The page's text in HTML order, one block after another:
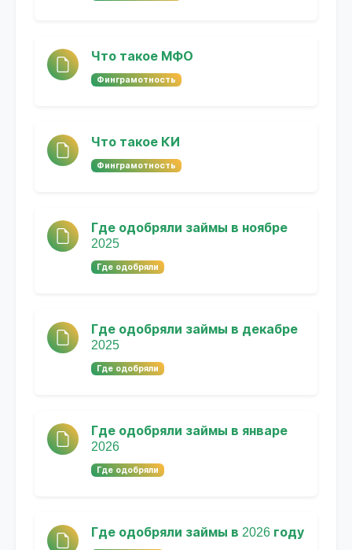
Что такое МФО
Финграмотность
Что такое КИ
Финграмотность
Где одобряли займы в ноябре
2025
Где одобряли
Где одобряли займы в декабре
2025
Где одобряли
Где одобряли займы в январе
2026
Где одобряли
Где одобряли займы в 2026 году